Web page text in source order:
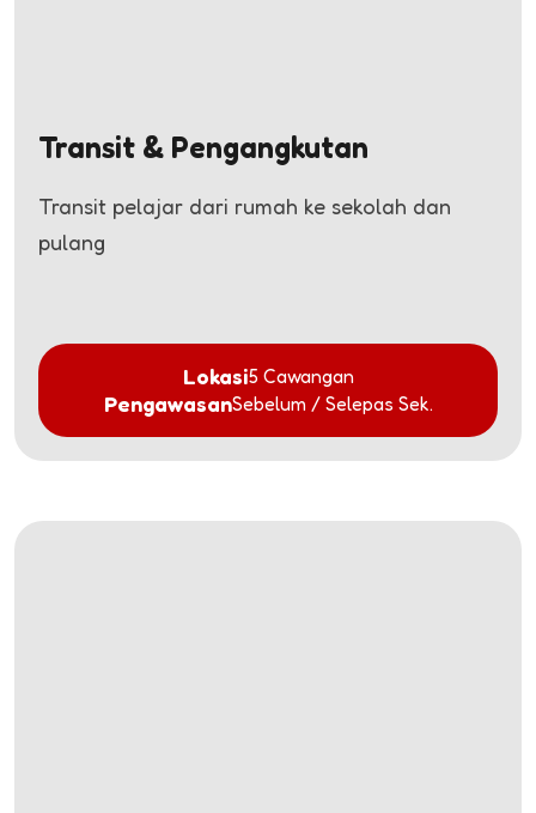
Transit & Pengangkutan
Transit pelajar dari rumah ke sekolah dan
pulang
Lokasi5 Cawangan
PengawasanSebelum / Selepas Sek.